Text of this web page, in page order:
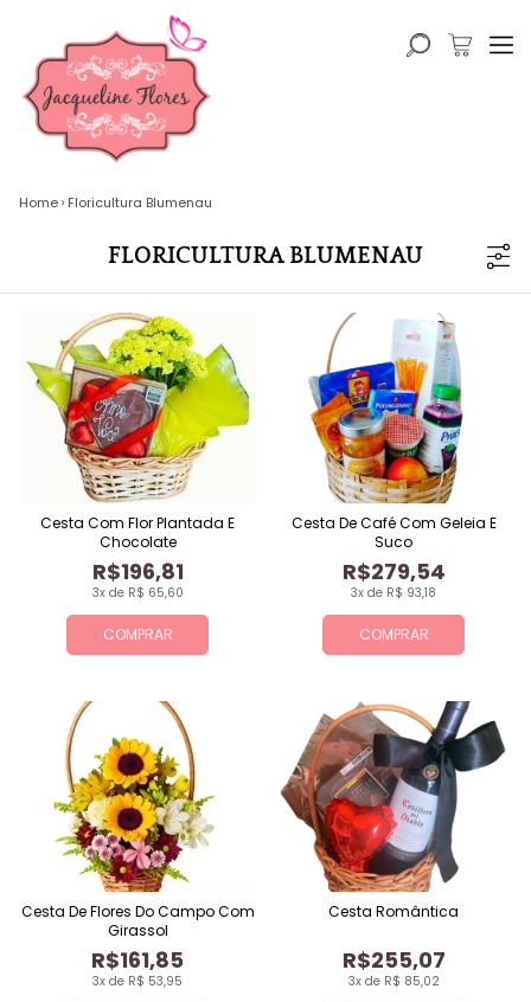
Home Floricultura Blumenau
FLORICULTURA BLUMENAU
COMPRAR
3x de R$ 65,60
R$196,81
Cesta Com Flor Plantada E
Chocolate
COMPRAR
3x de R$ 93,18
R$279,54
Cesta De Café Com Geleia E
Suco
3x de R$ 53,95
R$161,85
Cesta De Flores Do Campo Com
Girassol
3x de R$ 85,02
R$255,07
Cesta Romântica